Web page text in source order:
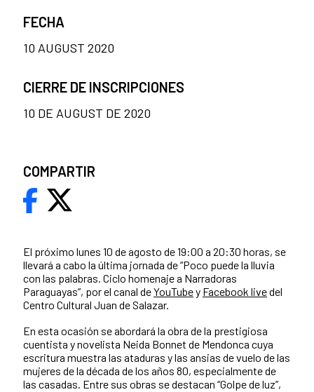
El próximo lunes 10 de agosto de 19:00 a 20:30 horas, se
llevará a cabo la última jornada de “Poco puede la lluvia
con las palabras. Ciclo homenaje a Narradoras
Paraguayas”, por el canal deYouTubey Facebook livedel
Centro Cultural Juan de Salazar.
En esta ocasión se abordará la obra de la prestigiosa
cuentista y novelista Neida Bonnet de Mendonca cuya
escritura muestra las ataduras y las ansias de vuelo de las
mujeres de la década de los años 80, especialmente de
las casadas. Entre sus obras se destacan “Golpe de luz”,
FECHA
10 AUGUST 2020
CIERRE DE INSCRIPCIONES
10 DE AUGUST DE 2020
COMPARTIR